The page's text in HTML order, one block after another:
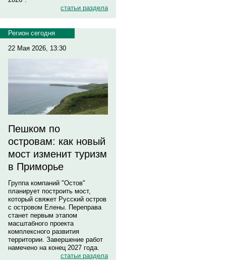
статьи раздела
Регион сегодня
22 Мая 2026, 13:30
Пешком по
островам: как новый
мост изменит туризм
в Приморье
Группа компаний "Остов"
планирует построить мост,
который свяжет Русский остров
с островом Елены. Переправа
станет первым этапом
масштабного проекта
комплексного развития
территории. Завершение работ
намечено на конец 2027 года.
статьи раздела